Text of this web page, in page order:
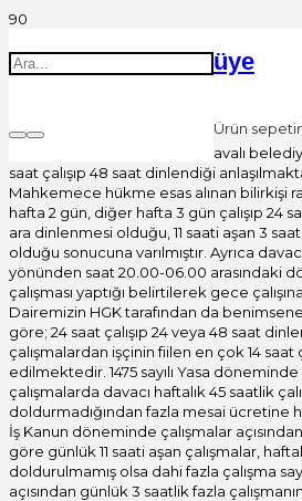
üye
Ürün
“…Somut olayda davacının, davalı
saat çalışıp 48 saat dinlendiği
Mahkemece hükme esas alınan bilirkişi
hafta 2 gün, diğer hafta 3 gün çalışıp 24
ara dinlenmesi olduğu, 11 saati aşan 3
olduğu sonucuna varılmıştır. Ayrıca
yönünden saat 20.00-06.00 arasındaki
çalışması yaptığı belirtilerek gece
Dairemizin HGK tarafından da
göre; 24 saat çalışıp 24 veya 48 saat
çalışmalardan işçinin fiilen en çok 14 saat
edilmektedir. 1475 sayılı Yasa
çalışmalarda davacı haftalık 45 saatlik
doldurmadığından fazla mesai ücretine
İş Kanun döneminde çalışmalar
göre günlük 11 saati aşan çalışmalar,
doldurulmamış olsa dahi fazla çalışma
açısından günlük 3 saatlik fazla